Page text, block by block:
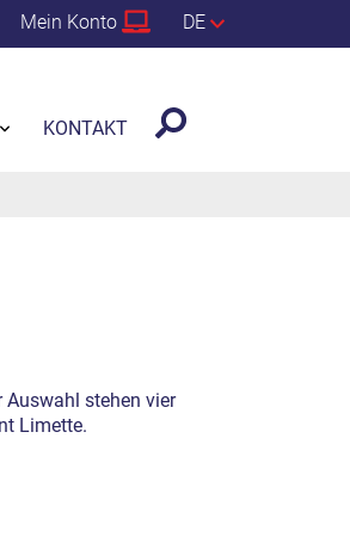
Mein Konto DE
Auswahl stehen vier
Limette.
KONTAKT